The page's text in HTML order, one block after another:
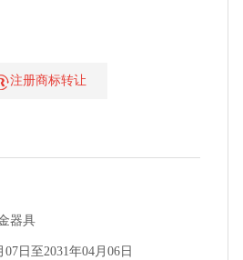
注册商标转让
器具
日至2031年04月06日